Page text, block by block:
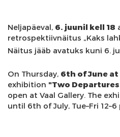
Neljapäeval, 6. juunil kell 18
retrospektiivnäitus „Kaks
Näitus jääb avatuks kuni 6.
On Thursday, 6th of June at
exhibition "Two
open at Vaal Gallery. The
until 6th of July, Tue–Fri